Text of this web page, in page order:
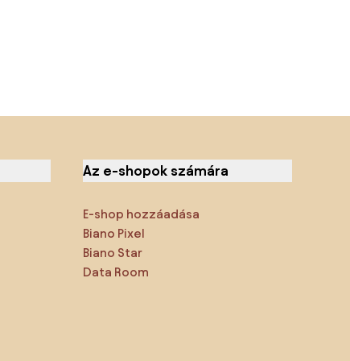
Az e-shopok számára
E-shop hozzáadása
Biano Pixel
Biano Star
Data Room